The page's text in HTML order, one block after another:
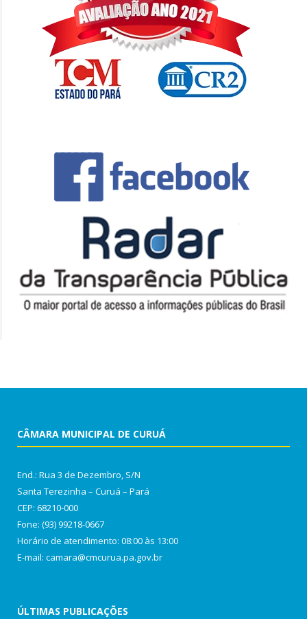
CÂMARA MUNICIPAL DE CURUÁ
End.: Rua 3 de Dezembro, S/N
Santa Terezinha – Curuá – Pará
CEP: 68210-000
Fone: (93) 99218-0667
Horário de atendimento: 08:00 às 13:00
E-mail: camara@cmcurua.pa.gov.br
ÚLTIMAS PUBLICAÇÕES